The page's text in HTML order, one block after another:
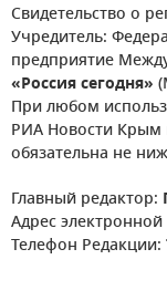
Свидетельство о
Учредитель:
предприятие
«Россия сегодня»
При любом
РИА Новости Крым
обязательна не
Главный редактор:
Адрес
Телефон Редакции: